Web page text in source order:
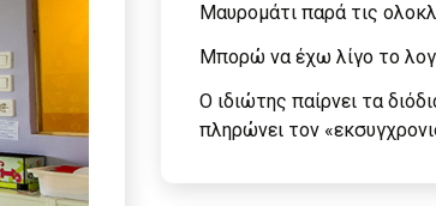
Μαυρομάτι παρά τις
Μπορώ να έχω λίγο το
Ο ιδιώτης παίρνει τα
πληρώνει τον